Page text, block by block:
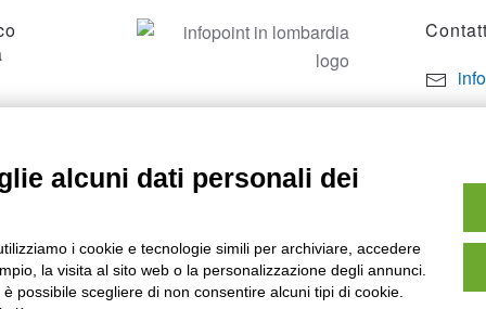
alcuni dati personali dei
i cookie e tecnologie simili per archiviare, accedere
la visita al sito web o la personalizzazione degli annunci.
possibile scegliere di non consentire alcuni tipi di cookie.